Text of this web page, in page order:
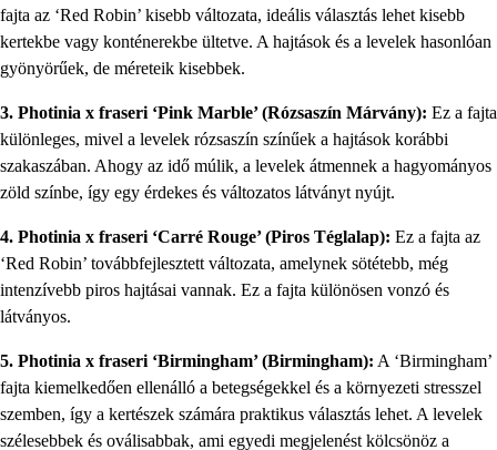
fajta az ‘Red Robin’ kisebb változata, ideális választás lehet kisebb
kertekbe vagy konténerekbe ültetve. A hajtások és a levelek hasonlóan
gyönyörűek, de méreteik kisebbek.
3. Photinia x fraseri ‘Pink Marble’ (Rózsaszín Márvány): Ez a fajta
különleges, mivel a levelek rózsaszín színűek a hajtások korábbi
szakaszában. Ahogy az idő múlik, a levelek átmennek a hagyományos
zöld színbe, így egy érdekes és változatos látványt nyújt.
4. Photinia x fraseri ‘Carré Rouge’ (Piros Téglalap): Ez a fajta az
‘Red Robin’ továbbfejlesztett változata, amelynek sötétebb, még
intenzívebb piros hajtásai vannak. Ez a fajta különösen vonzó és
látványos.
5. Photinia x fraseri ‘Birmingham’ (Birmingham): A ‘Birmingham’
fajta kiemelkedően ellenálló a betegségekkel és a környezeti stresszel
szemben, így a kertészek számára praktikus választás lehet. A levelek
szélesebbek és oválisabbak, ami egyedi megjelenést kölcsönöz a